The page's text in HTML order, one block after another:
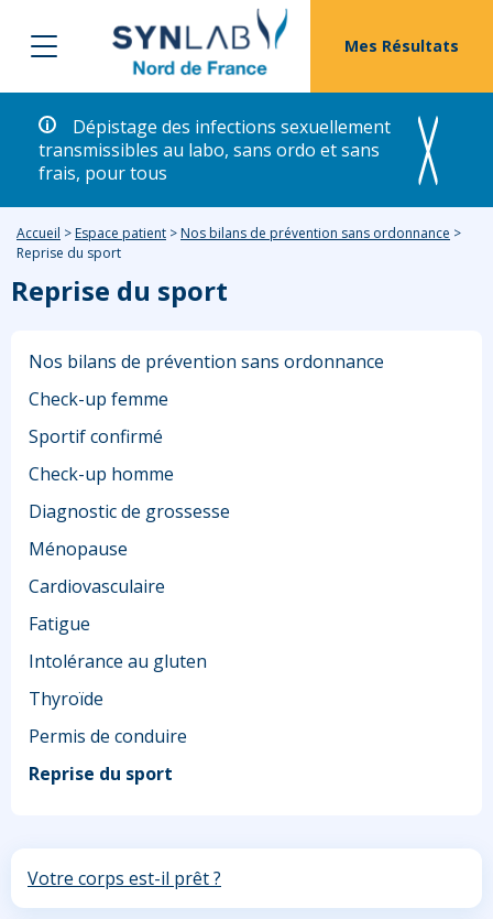
Mes Résultats
Dépistage des infections sexuellement
transmissibles au labo, sans ordo et sans
frais, pour tous
Accueil > Espace patient > Nos bilans de prévention sans ordonnance >
Reprise du sport
Reprise du sport
Nos bilans de prévention sans ordonnance
Check-up femme
Sportif confirmé
Check-up homme
Diagnostic de grossesse
Ménopause
Cardiovasculaire
Fatigue
Intolérance au gluten
Thyroïde
Permis de conduire
Reprise du sport
Votre corps est-il prêt ?